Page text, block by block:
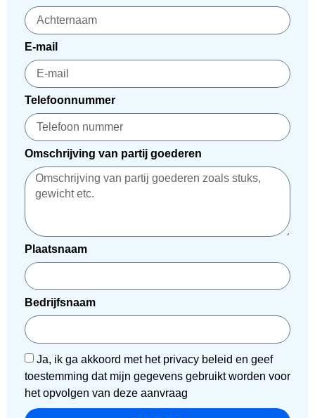
E-mail
Telefoonnummer
Omschrijving van partij goederen
Plaatsnaam
Bedrijfsnaam
Ja, ik ga akkoord met het privacy beleid en geef
toestemming dat mijn gegevens gebruikt worden voor
het opvolgen van deze aanvraag